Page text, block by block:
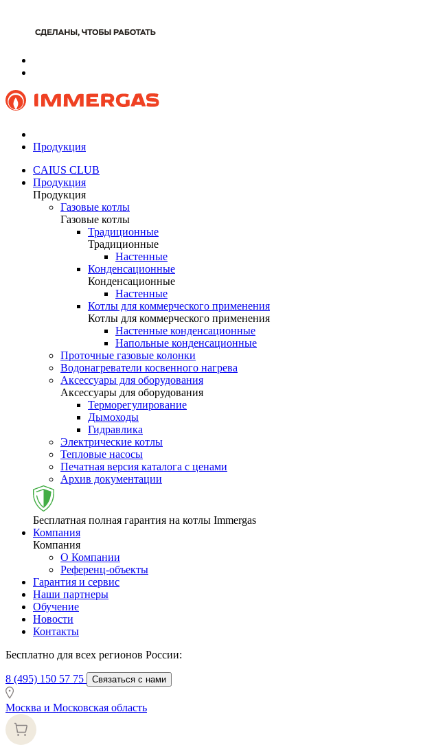
Продукция
CAIUS CLUB
Продукция
Продукция
Газовые котлы
Газовые котлы
Традиционные
Традиционные
Настенные
Конденсационные
Конденсационные
Настенные
Котлы для коммерческого применения
Котлы для коммерческого применения
Настенные конденсационные
Напольные конденсационные
Проточные газовые колонки
Водонагреватели косвенного нагрева
Аксессуары для оборудования
Аксессуары для оборудования
Терморегулирование
Дымоходы
Гидравлика
Электрические котлы
Тепловые насосы
Печатная версия каталога с ценами
Архив документации
Бесплатная полная гарантия на котлы Immergas
Компания
Компания
О Компании
Референц-объекты
Гарантия и сервис
Наши партнеры
Обучение
Новости
Контакты
Бесплатно для всех регионов России:
8 (495) 150 57 75 Связаться с нами
Москва и Московская область